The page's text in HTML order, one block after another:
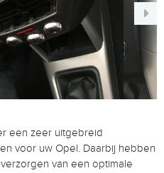
een zeer uitgebreid
voor uw Opel. Daarbij hebben
van een optimale